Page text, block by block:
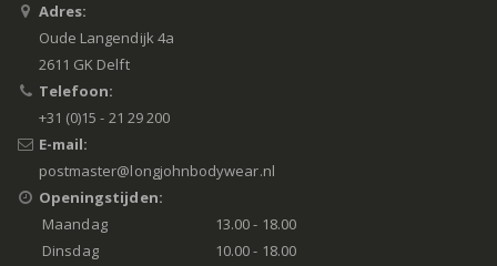
Adres:
Oude Langendijk 4a
2611 GK Delft
Telefoon:
+31 (0)15 - 21 29 200
E-mail:
postmaster@longjohnbodywear.nl
Openingstijden:
Maandag
13.00 - 18.00
Dinsdag
10.00 - 18.00